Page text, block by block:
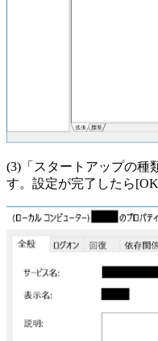
(3)「スタートアップの種
す。設定が完了したら